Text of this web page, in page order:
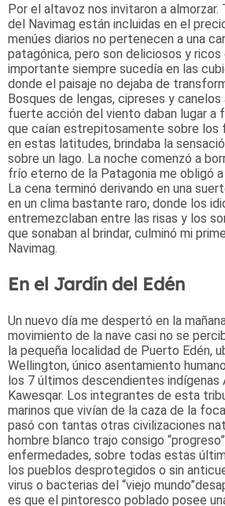
Por el altavoz nos invitaron a almorzar.
del Navimag están incluidas en el
menúes diarios no pertenecen a una
patagónica, pero son deliciosos y ricos
importante siempre sucedía en las
donde el paisaje no dejaba de
Bosques de lengas, cipreses y canelos
fuerte acción del viento daban lugar a
que caían estrepitosamente sobre los
en estas latitudes, brindaba la
sobre un lago. La noche comenzó a
frío eterno de la Patagonia me obligó a
La cena terminó derivando en una
en un clima bastante raro, donde los
entremezclaban entre las risas y los
que sonaban al brindar, culminó mi
Navimag.
En el Jardín del Edén
Un nuevo día me despertó en la
movimiento de la nave casi no se
la pequeña localidad de Puerto Edén,
Wellington, único asentamiento
los 7 últimos descendientes indígenas
Kawesqar. Los integrantes de esta
marinos que vivían de la caza de la
pasó con tantas otras civilizaciones
hombre blanco trajo consigo
enfermedades, sobre todas estas
los pueblos desprotegidos o sin
virus o bacterias del “viejo
es que el pintoresco poblado posee